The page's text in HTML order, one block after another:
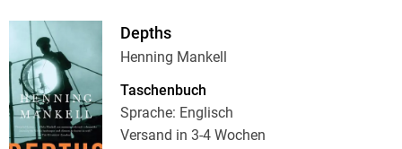
Depths
Henning Mankell
Taschenbuch
Sprache: Englisch
Versand in 3-4 Wochen